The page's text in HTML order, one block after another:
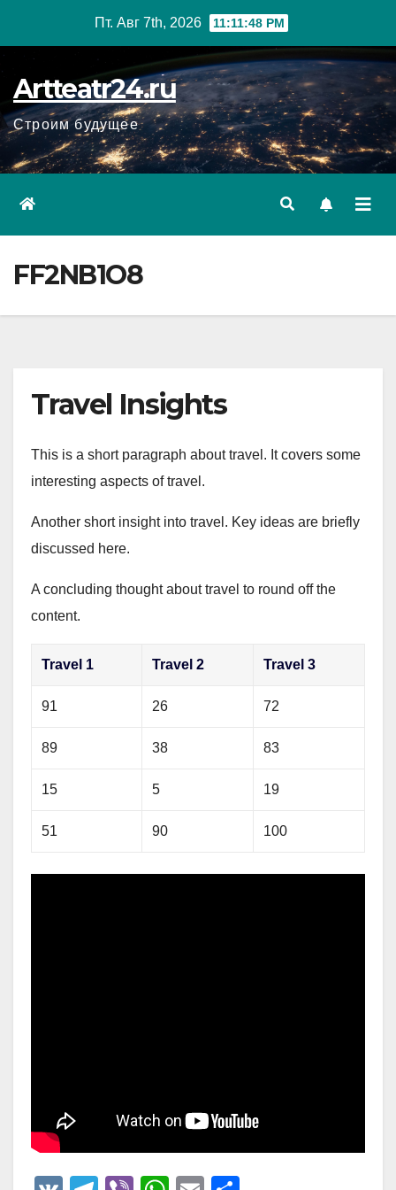
Пт. Авг 7th, 2026 11:11:49 PM
Artteatr24.ru
Строим будущее
FF2NB1O8
Travel Insights
This is a short paragraph about travel. It covers some
interesting aspects of travel.
Another short insight into travel. Key ideas are briefly
discussed here.
A concluding thought about travel to round off the
content.
Travel 1 Travel 2 Travel 3
91 26 72
89 38 83
15 5 19
51 90 100